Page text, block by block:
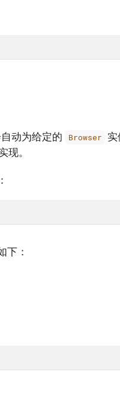
动为给定的 Browser
现。
下：